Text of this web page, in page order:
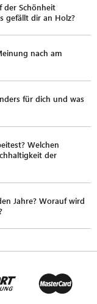
der Schönheit
gefällt dir an Holz?
nach am
für dich und was
Welchen
der
Jahre? Worauf wird